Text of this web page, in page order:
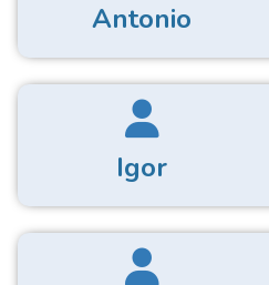
Antonio
Igor